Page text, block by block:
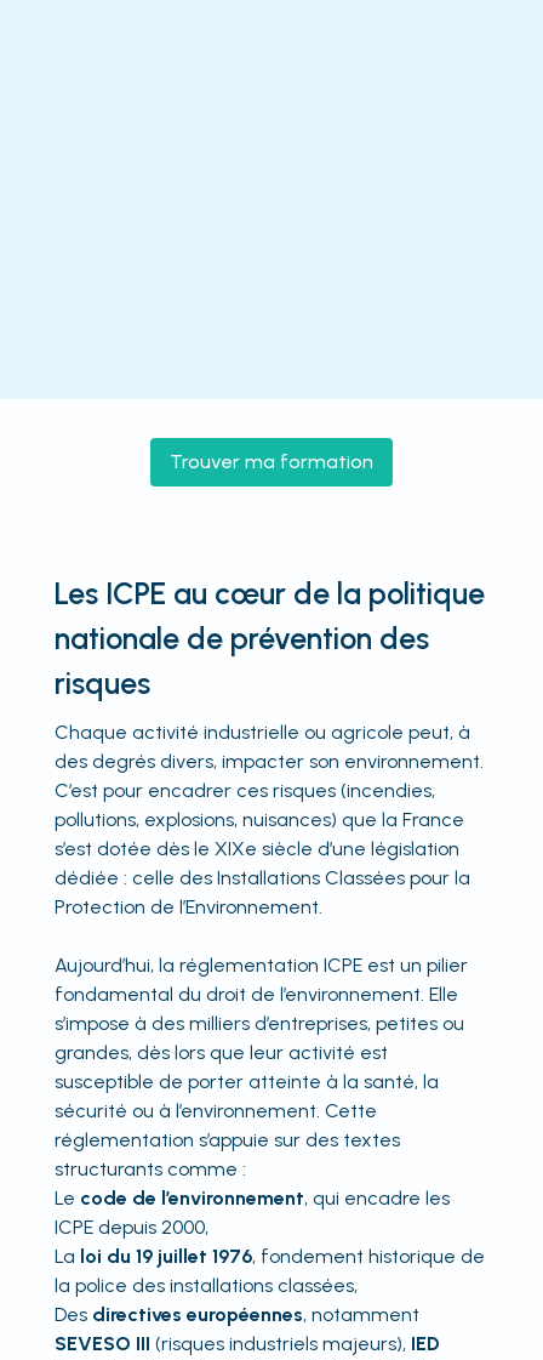
Trouver ma formation
Les ICPE au cœur de la politique
nationale de prévention des
risques
Chaque activité industrielle ou agricole peut, à
des degrés divers, impacter son environnement.
C’est pour encadrer ces risques (incendies,
pollutions, explosions, nuisances) que la France
s’est dotée dès le XIXe siècle d’une législation
dédiée : celle des Installations Classées pour la
Protection de l’Environnement.
Aujourd’hui, la réglementation ICPE est un pilier
fondamental du droit de l’environnement. Elle
s’impose à des milliers d’entreprises, petites ou
grandes, dès lors que leur activité est
susceptible de porter atteinte à la santé, la
sécurité ou à l’environnement. Cette
réglementation s’appuie sur des textes
structurants comme :
Le code de l’environnement, qui encadre les
ICPE depuis 2000,
La loi du 19 juillet 1976, fondement historique de
la police des installations classées,
Des directives européennes, notamment
SEVESO III (risques industriels majeurs), IED